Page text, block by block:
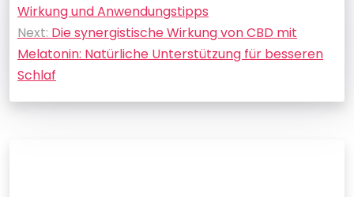
Wirkung und Anwendungstipps
Next: Die synergistische Wirkung von CBD mit
Melatonin: Natürliche Unterstützung für besseren
Schlaf